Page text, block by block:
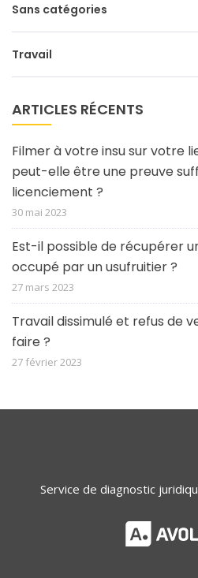
Sans catégories
Travail
ARTICLES RÉCENTS
Filmer à votre insu sur votre
peut-elle être une preuve
licenciement ?
30 mai 2023
Est-il possible de récupérer
occupé par un usufruitier ?
27 mars 2023
Travail dissimulé et refus de
faire ?
27 février 2023
Service de diagnostic